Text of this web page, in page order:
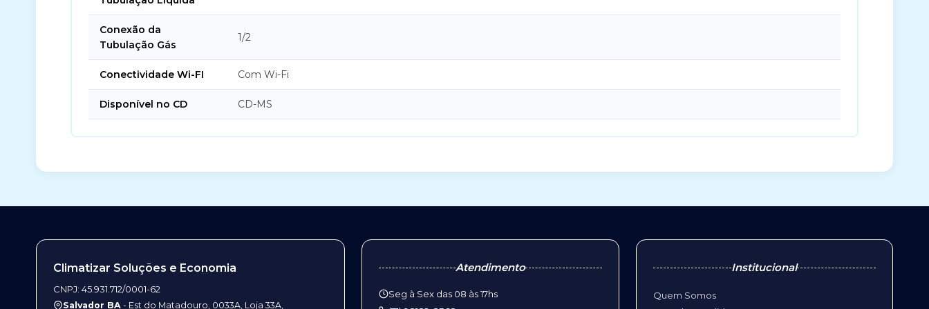
Conexão da
Tubulação Gás
1/2
Conectividade Wi-FI Com Wi-Fi
Disponível no CD CD-MS
Climatizar Soluções e Economia
CNPJ: 45.931.712/0001-62
Salvador BA - Est do Matadouro, 0033A, Loja 33A,
Atendimento
Seg à Sex das 08 às 17hs
Institucional
Quem Somos